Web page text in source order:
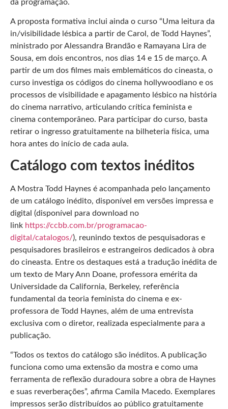
da programação.
A proposta formativa inclui ainda o curso “Uma leitura da
in/visibilidade lésbica a partir de Carol, de Todd Haynes”,
ministrado por Alessandra Brandão e Ramayana Lira de
Sousa, em dois encontros, nos dias 14 e 15 de março. A
partir de um dos filmes mais emblemáticos do cineasta, o
curso investiga os códigos do cinema hollywoodiano e os
processos de visibilidade e apagamento lésbico na história
do cinema narrativo, articulando crítica feminista e
cinema contemporâneo. Para participar do curso, basta
retirar o ingresso gratuitamente na bilheteria física, uma
hora antes do início de cada aula.
Catálogo com textos inéditos
A Mostra Todd Haynes é acompanhada pelo lançamento
de um catálogo inédito, disponível em versões impressa e
digital (disponível para download no
link https://ccbb.com.br/programacao-
digital/catalogos/), reunindo textos de pesquisadoras e
pesquisadores brasileiros e estrangeiros dedicados à obra
do cineasta. Entre os destaques está a tradução inédita de
um texto de Mary Ann Doane, professora emérita da
Universidade da California, Berkeley, referência
fundamental da teoria feminista do cinema e ex-
professora de Todd Haynes, além de uma entrevista
exclusiva com o diretor, realizada especialmente para a
publicação.
“Todos os textos do catálogo são inéditos. A publicação
funciona como uma extensão da mostra e como uma
ferramenta de reflexão duradoura sobre a obra de Haynes
e suas reverberações”, afirma Camila Macedo. Exemplares
impressos serão distribuídos ao público gratuitamente